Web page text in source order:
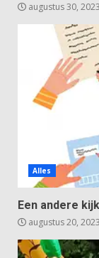
augustus 30, 2023
Alles
Een andere
augustus 20, 2023